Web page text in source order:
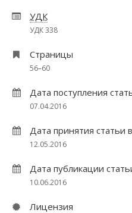
УДК
УДК 338
Страницы
56–60
Дата поступления
07.04.2016
Дата принятия статьи
12.05.2016
Дата публикации
10.06.2016
Лицензия